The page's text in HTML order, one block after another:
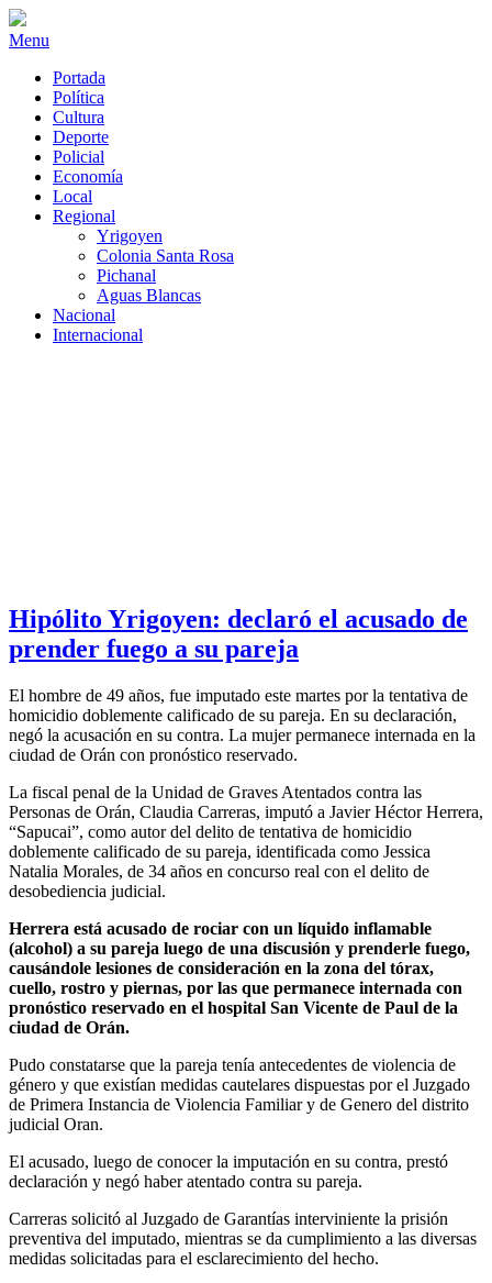
Menu
Portada
Política
Cultura
Deporte
Policial
Economía
Local
Regional
Yrigoyen
Colonia Santa Rosa
Pichanal
Aguas Blancas
Nacional
Internacional
Hipólito Yrigoyen: declaró el acusado de
prender fuego a su pareja
El hombre de 49 años, fue imputado este martes por la tentativa de
homicidio doblemente calificado de su pareja. En su declaración,
negó la acusación en su contra. La mujer permanece internada en la
ciudad de Orán con pronóstico reservado.
La fiscal penal de la Unidad de Graves Atentados contra las
Personas de Orán, Claudia Carreras, imputó a Javier Héctor Herrera,
“Sapucai”, como autor del delito de tentativa de homicidio
doblemente calificado de su pareja, identificada como Jessica
Natalia Morales, de 34 años en concurso real con el delito de
desobediencia judicial.
Herrera está acusado de rociar con un líquido inflamable
(alcohol) a su pareja luego de una discusión y prenderle fuego,
causándole lesiones de consideración en la zona del tórax,
cuello, rostro y piernas, por las que permanece internada con
pronóstico reservado en el hospital San Vicente de Paul de la
ciudad de Orán.
Pudo constatarse que la pareja tenía antecedentes de violencia de
género y que existían medidas cautelares dispuestas por el Juzgado
de Primera Instancia de Violencia Familiar y de Genero del distrito
judicial Oran.
El acusado, luego de conocer la imputación en su contra, prestó
declaración y negó haber atentado contra su pareja.
Carreras solicitó al Juzgado de Garantías interviniente la prisión
preventiva del imputado, mientras se da cumplimiento a las diversas
medidas solicitadas para el esclarecimiento del hecho.